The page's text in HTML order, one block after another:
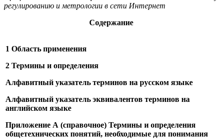
регулированию и метрологии в сети Интернет
Содержание
1 Область применения
2 Термины и определения
Алфавитный указатель терминов на русском языке
Алфавитный указатель эквивалентов терминов на
английском языке
Приложение А (справочное) Термины и определения
общетехнических понятий, необходимые для понимания